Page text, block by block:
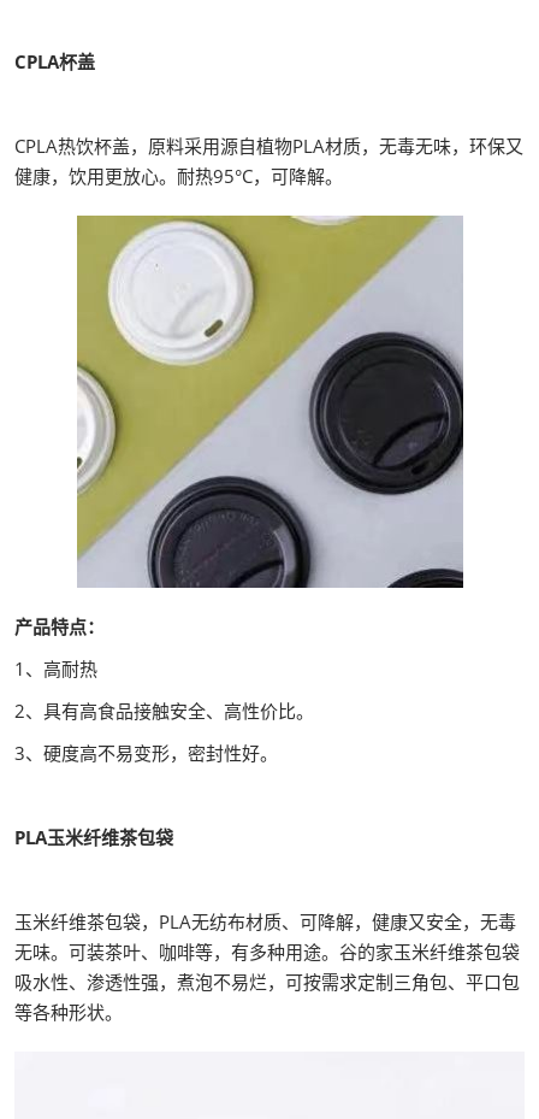
CPLA杯盖
CPLA热饮杯盖，原料采用源自植物PLA材质，无毒无味，环保又
健康，饮用更放心。耐热95°C，可降解。
产品特点：
1、高耐热
2、具有高食品接触安全、高性价比。
3、硬度高不易变形，密封性好。
PLA玉米纤维茶包袋
玉米纤维茶包袋，PLA无纺布材质、可降解，健康又安全，无毒
无味。可装茶叶、咖啡等，有多种用途。谷的家玉米纤维茶包袋
吸水性、渗透性强，煮泡不易烂，可按需求定制三角包、平口包
等各种形状。